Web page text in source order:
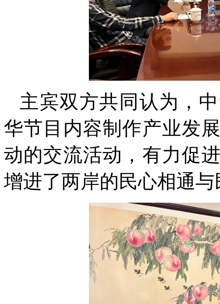
主宾双方共同认为，
华节目内容制作产业发
动的交流活动，有力促
增进了两岸的民心相通